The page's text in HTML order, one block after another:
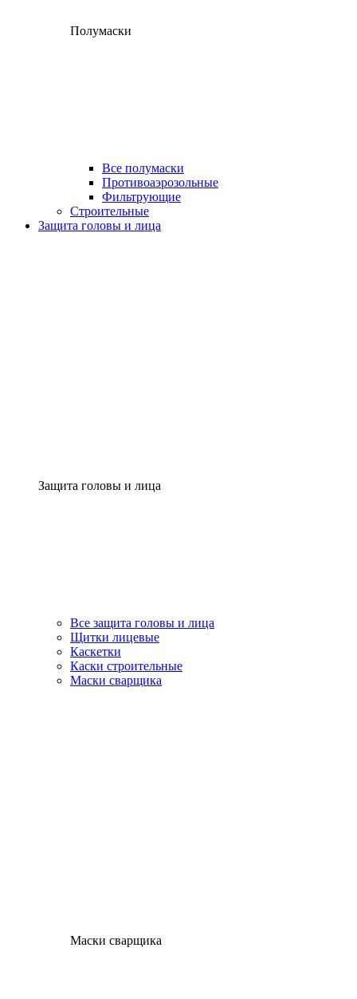
Полумаски
Все полумаски
Противоаэрозольные
Фильтрующие
Строительные
Защита головы и лица
Защита головы и лица
Все защита головы и лица
Щитки лицевые
Каскетки
Каски строительные
Маски сварщика
Маски сварщика